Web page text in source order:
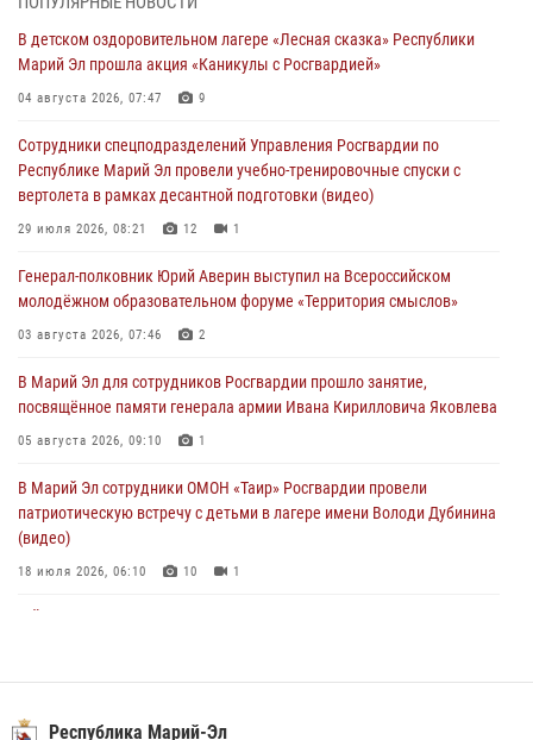
провели более 90 проверок мест хранения гражданского оружия
06 августа 2026, 08:00
В Марий Эл сотрудники вневедомственной охраны Росгвардии за
05 августа 2026, 09:44
В Марий Эл для сотрудников Росгвардии прошло занятие,
посвящённое памяти генерала армии Ивана Кирилловича Яковлева
В детском оздоровительном лагере «Лесная сказка» Республики
Марий Эл прошла акция «Каникулы с Росгвардией»
Сотрудники Центра лицензионно-разрешительной работы
Управления Росгвардии по Республике Марий Эл приняли участие в
04 августа 2026, 06:46
В детском оздоровительном лагере «Лесная сказка» Республики
Марий Эл прошла акция «Каникулы с Росгвардией»
04 августа 2026, 07:47 9
Сотрудники спецподразделений Управления Росгвардии по
Республике Марий Эл провели учебно-тренировочные спуски с
вертолета в рамках десантной подготовки (видео)
29 июля 2026, 08:21 12 1
Генерал-полковник Юрий Аверин выступил на Всероссийском
молодёжном образовательном форуме «Территория смыслов»
03 августа 2026, 07:46 2
В Марий Эл для сотрудников Росгвардии прошло занятие,
посвящённое памяти генерала армии Ивана Кирилловича Яковлева
05 августа 2026, 09:10 1
В Марий Эл сотрудники ОМОН «Таир» Росгвардии провели
патриотическую встречу с детьми в лагере имени Володи Дубинина
(видео)
18 июля 2026, 06:10 10 1
В Марий Эл сотрудники Росгвардии присоединились к масштабной
Республика Марий-Эл